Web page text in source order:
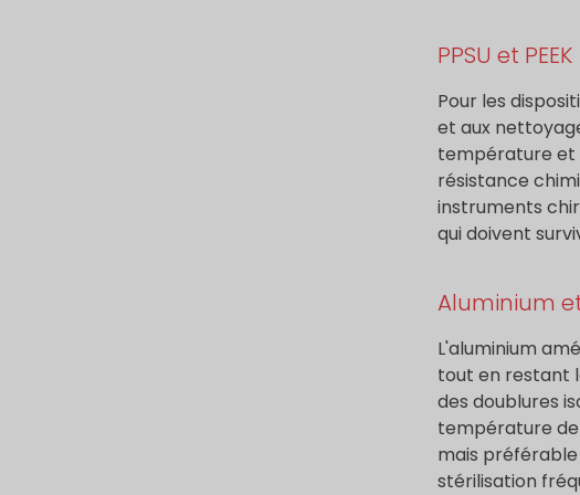
PPSU et PEEK
Pour les
et aux
température et
résistance
instruments
qui doivent
Aluminium
L'aluminium
tout en restant
des doublures
température de
mais
stérilisation